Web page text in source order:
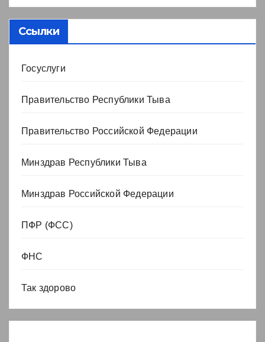
Ссылки
Госуслуги
Правительство Республики Тыва
Правительство Российской Федерации
Минздрав Республики Тыва
Минздрав Российской Федерации
ПФР (ФСС)
ФНС
Так здорово